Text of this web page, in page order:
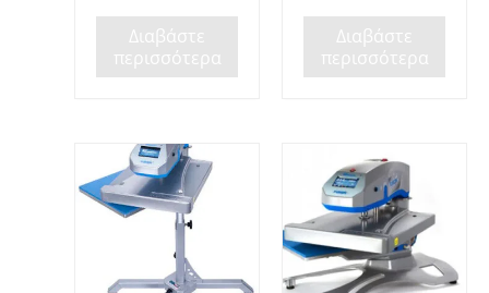
Διαβάστε
περισσότερα
Διαβάστε
περισσότερα